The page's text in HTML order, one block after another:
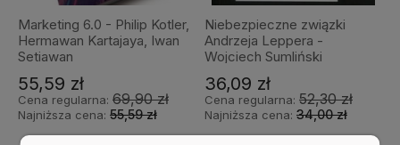
Marketing 6.0 - Philip Kotler,
Hermawan Kartajaya, Iwan
Setiawan
55,59 zł
Cena regularna: 69,90 zł
Najniższa cena: 55,59 zł
Niebezpieczne związki
Andrzeja Leppera -
Wojciech Sumliński
36,09 zł
Cena regularna: 52,30 zł
Najniższa cena: 34,00 zł